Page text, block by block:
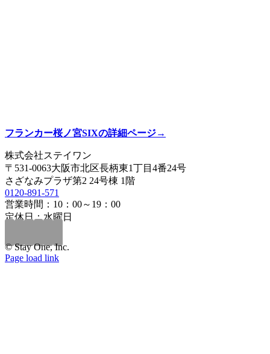
フランカー桜ノ宮SIXの詳細ページ→
株式会社ステイワン
〒531-0063大阪市北区長柄東1丁目4番24号
さざなみプラザ第2 24号棟 1階
0120-891-571
営業時間：10：00～19：00
定休日：水曜日
© Stay One, Inc.
Page load link